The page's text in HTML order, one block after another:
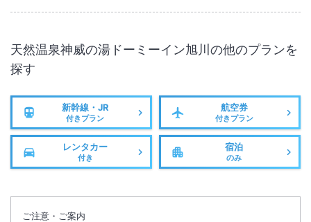
天然温泉神威の湯ドーミーイン旭川 の他のプランを
探す
新幹線・JR
付きプラン
航空券
付きプラン
レンタカー
付き
宿泊
のみ
ご注意・ご案内